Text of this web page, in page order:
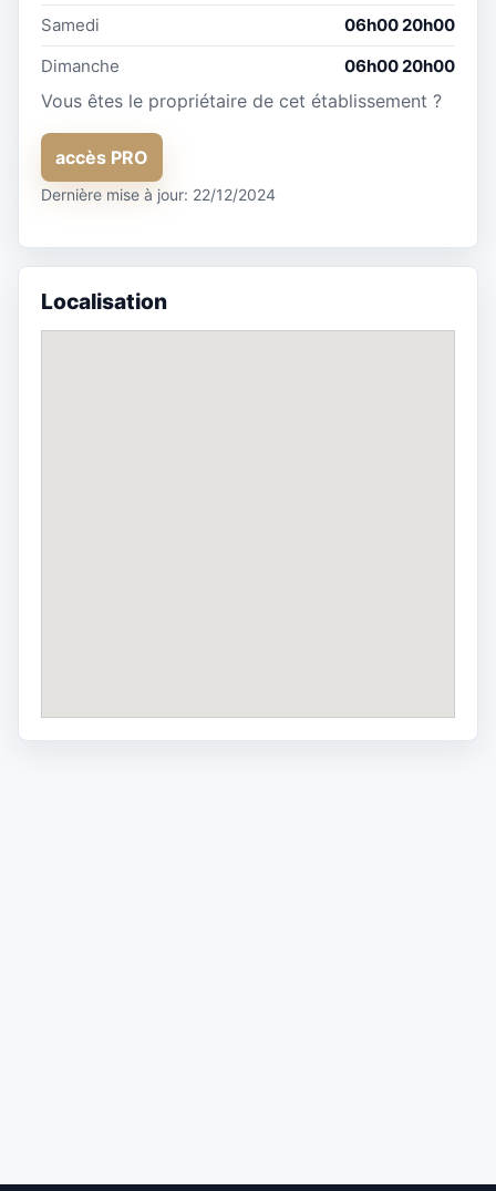
Samedi
06h00 20h00
Dimanche
06h00 20h00
Vous êtes le propriétaire de cet établissement ?
accès PRO
Dernière mise à jour: 22/12/2024
Localisation